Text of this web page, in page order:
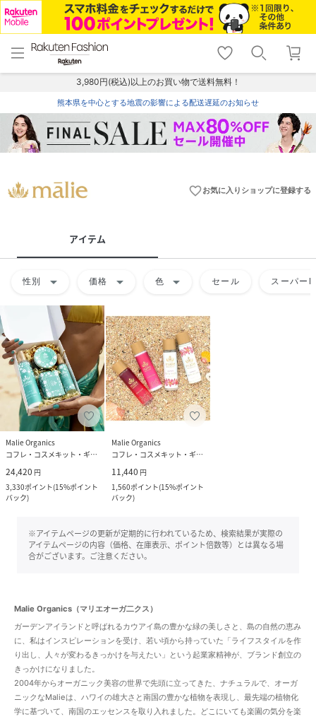
menu home
トップ
shopping_cart lock_outline
ログイン
3,980円(税込)以上のお買い物で送料無料！
熊本県を中心とする地震の影響による配送遅延のお知らせ
favorite_borderお気に入りショップに登録する
アイテム
性別 arrow_drop_down 価格 arrow_drop_down 色 arrow_drop_down セール スーパー
Malie Organics
コフレ・コスメキット・ギフトセット
24,420 円
3,330ポイント(15%ポイント
バック)
Malie Organics
コフレ・コスメキット・ギフトセット
11,440 円
1,560ポイント(15%ポイント
バック)
※アイテムページの更新が定期的に行われているため、検索結果が実際の
アイテムページの内容（価格、在庫表示、ポイント倍数等）とは異なる場
合がございます。ご注意ください。
Malie Organics（マリエオーガ二クス）
ガーデンアイランドと呼ばれるカウアイ島の豊かな緑の美しさと、島の自然の恵み
に、私はインスピレーションを受け、若い頃から持っていた「ライフスタイルを作
り出し、人々が変わるきっかけを与えたい」という起業家精神が、ブランド創立の
きっかけになりました。
2004年からオーガニック美容の世界で先頭に立ってきた、ナチュラルで、オーガ
ニックなMalieは、ハワイの雄大さと南国の豊かな植物を表現し、最先端の植物化
学に基づいて、南国のエッセンスを取り入れました。どこにいても楽園の気分を楽